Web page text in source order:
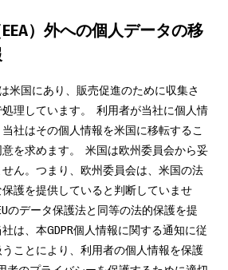
）外への個人データの移
米国にあり、販売促進のために収集さ
理しています。 利用者が当社に個人情
社はその個人情報を米国に移転するこ
を求めます。 米国は欧州委員会から妥
ん。つまり、欧州委員会は、米国の法
護を提供していると判断していませ
のデータ保護法と同等の法的保護を提
は、本GDPR個人情報に関する通知に従
ことにより、利用者の個人情報を保護